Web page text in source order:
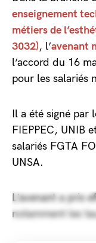
enseignement
métiers de
3032), l’avenant
l’accord du 16
pour les salariés
Il a été signé par
FIEPPEC, UNIB
salariés FGTA
UNSA.
L’avenant a pris
notamment les